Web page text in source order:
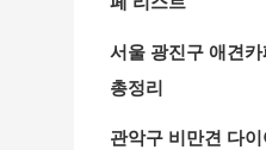
서울 광진구 애견
총정리
관악구 비만견 다